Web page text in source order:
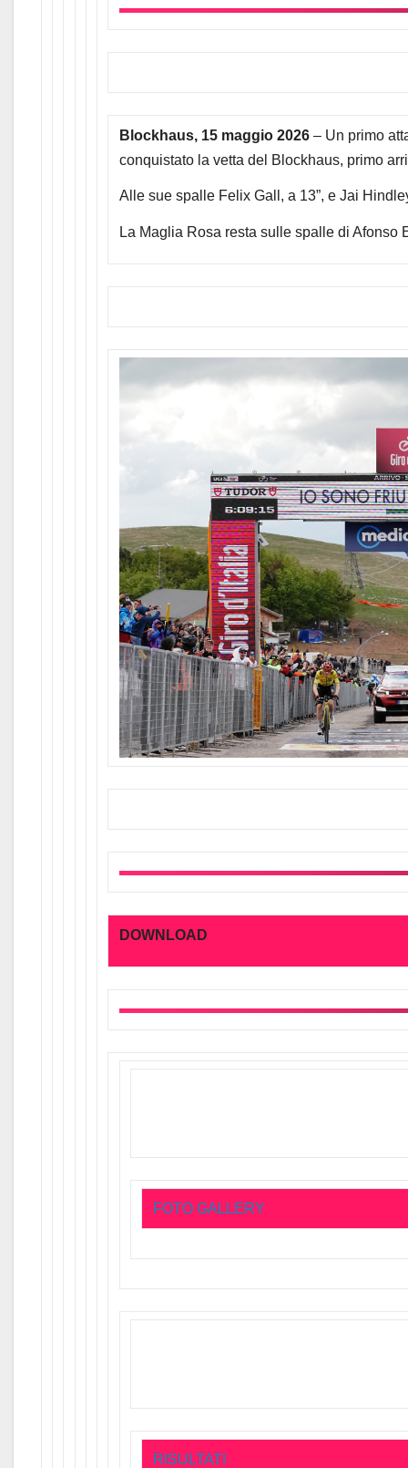
Blockhaus, 15 maggio 2026– Un primo
conquistato la vetta del Blockhaus, primo
Alle sue spalle Felix Gall, a 13”, e Jai
La Maglia Rosa resta sulle spalle di Afonso
DOWNLOAD
FOTO GALLERY
RISULTATI